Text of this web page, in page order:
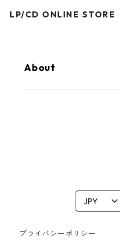
LP/CD ONLINE STORE
About
プライバシーポリシー